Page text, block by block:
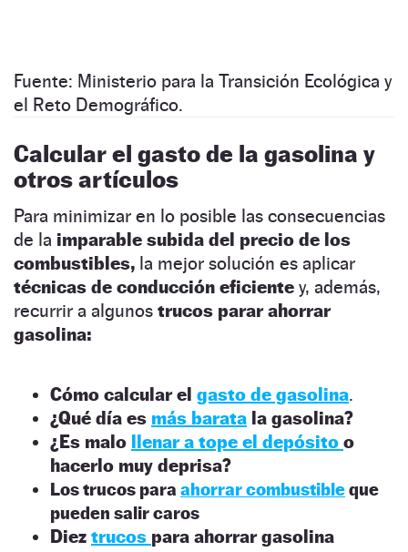
Fuente: Ministerio para la Transición Ecológica y
el Reto Demográfico.
Calcular el gasto de la gasolina y
otros artículos
Para minimizar en lo posible las consecuencias
de la imparable subida del precio de los
combustibles, la mejor solución es aplicar
técnicas de conducción eficiente y, además,
recurrir a algunos trucos parar ahorrar
gasolina:
Cómo calcular el gasto de gasolina.
¿Qué día es más barata la gasolina?
¿Es malo llenar a tope el depósito o
hacerlo muy deprisa?
Los trucos para ahorrar combustibleque
pueden salir caros
Diez trucos para ahorrar gasolina